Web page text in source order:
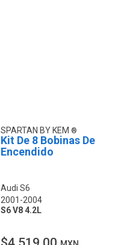
SPARTAN BY KEM
Kit De 8 Bobinas De
Encendido
Audi S6
2001-2004
S6 V8 4.2L